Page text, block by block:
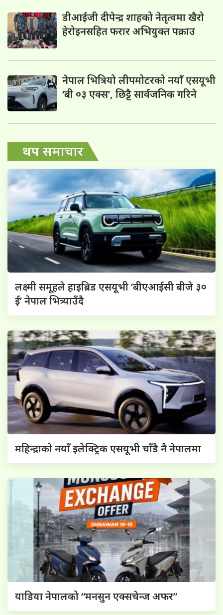
डीआईजी दीपेन्द्र शाहको नेतृत्वमा खैरो
हेरोइनसहित फरार अभियुक्त पक्राउ
नेपाल भित्रियो लीपमोटरको नयाँ एसयूभी
‘बी ०३ एक्स’, छिट्टै सार्वजनिक गरिने
थप समाचार
लक्ष्मी समूहले हाइब्रिड एसयूभी ‘बीएआईसी बीजे ३०
ई’ नेपाल भित्र्याउँदै
महिन्द्राको नयाँ इलेक्ट्रिक एसयूभी चाँडै नै नेपालमा
याडिया नेपालको “मनसुन एक्सचेन्ज अफर”